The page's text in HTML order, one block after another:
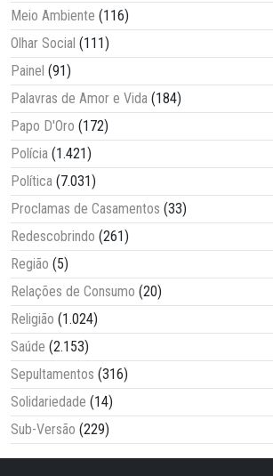
Meio Ambiente (116)
Olhar Social (111)
Painel (91)
Palavras de Amor e Vida (184)
Papo D'Oro (172)
Polícia (1.421)
Política (7.031)
Proclamas de Casamentos (33)
Redescobrindo (261)
Região (5)
Relações de Consumo (20)
Religião (1.024)
Saúde (2.153)
Sepultamentos (316)
Solidariedade (14)
Sub-Versão (229)